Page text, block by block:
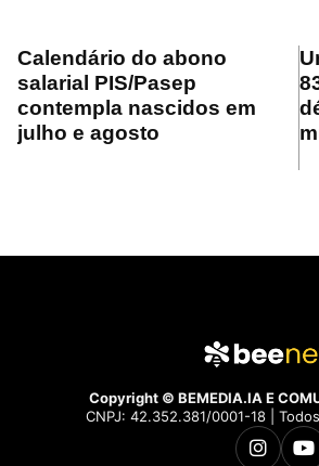
Calendário do abono
salarial PIS/Pasep
contempla nascidos em
julho e agosto
Copyright © BEMEDIA.IA E
CNPJ: 42.352.381/0001-18 |